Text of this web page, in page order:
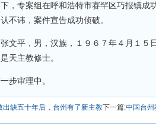
，专案组在呼和浩特市赛罕区巧报镇成
不讳，案件宣告成功侦破。
文平，男，汉族，１９６７年４月１５
是天主教修士。
步审理中。
出缺五十年后，台州有了新主教下一篇:中国台州